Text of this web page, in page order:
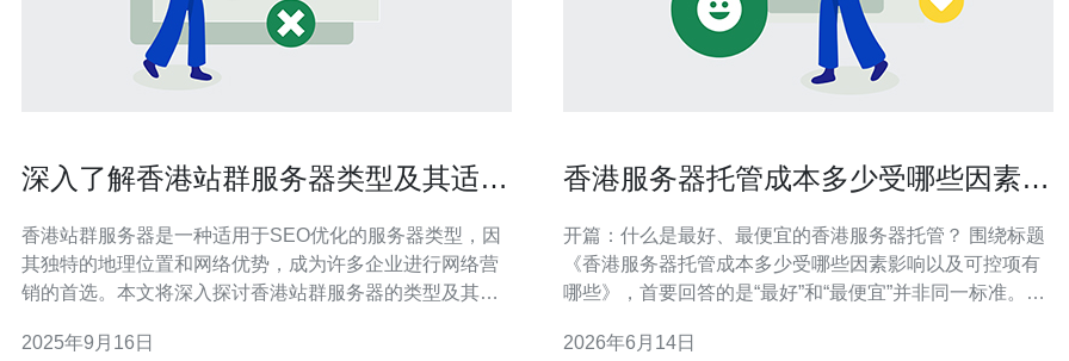
深入了解香港站群服务器类型及其适用
香港站群服务器是一种适用于SEO优化的服务器类型，因
其独特的地理位置和网络优势，成为许多企业进行网络营
销的首选。本文将深入探讨香港站群服务器的类型及其适
和使用这些服务器。 1. 香港站群服务器的定义 香港站群服
2025年9月16日
香港服务器托管成本多少受哪些因素影
开篇：什么是最好、最便宜的香港服务器托管？ 围绕标题
《香港服务器托管成本多少受哪些因素影响以及可控项有
哪些》，首要回答的是“最好”和“最便宜”并非同一标准。对
是带有高质量网络互联和SLA的托管或云主机；而最便宜
2026年6月14日